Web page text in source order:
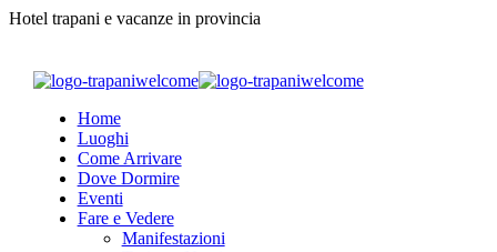
Hotel trapani e vacanze in provincia
Home
Luoghi
Come Arrivare
Dove Dormire
Eventi
Fare e Vedere
Manifestazioni